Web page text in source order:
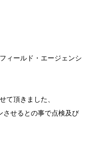
ィールド・エージェンシ
て頂きました、
させるとの事で点検及び